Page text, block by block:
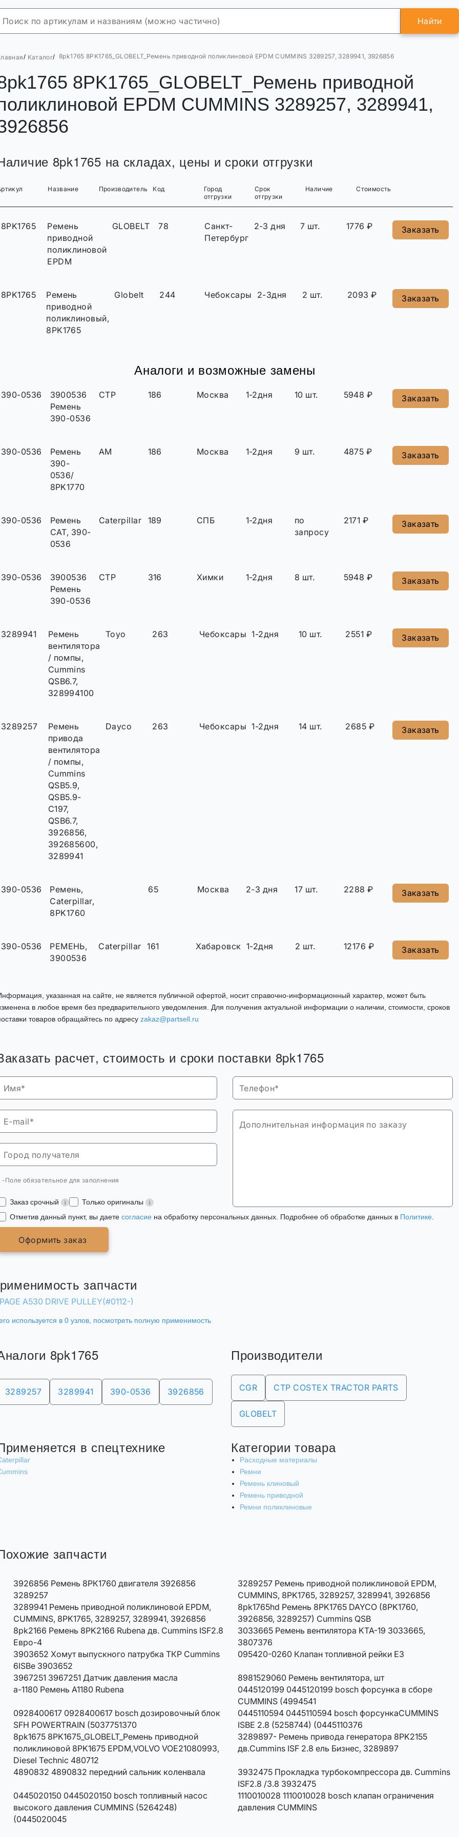
Найти
/ Каталог/ 8pk1765 8PK1765_GLOBELT_Ремень приводной поликлиновой EPDM CUMMINS 3289257, 3289941, 3926856
8PK1765_GLOBELT_Ремень приводной
EPDM CUMMINS 3289257, 3289941,
8pk1765 на складах, цены и сроки отгрузки
Название Производитель Код
Город
отгрузки
Срок
отгрузки
Наличие Стоимость
8PK1765
Ремень
приводной
поликлиновой
EPDM
GLOBELT 78
Санкт-
Петербург
2-3 дня 7 шт. 1776 ₽ Заказать
8PK1765
Ремень
приводной
поликлиновый,
8PK1765
Globelt 244 Чебоксары 2-3дня 2 шт. 2093 ₽ Заказать
Аналоги и возможные замены
390-0536
3900536
Ремень
390-0536
CTP 186 Москва 1-2дня 10 шт. 5948 ₽ Заказать
390-0536
Ремень
390-
0536/
8PK1770
AM 186 Москва 1-2дня 9 шт. 4875 ₽ Заказать
390-0536
Ремень
CAT, 390-
0536
Caterpillar 189 СПБ 1-2дня
по
запросу
2171 ₽ Заказать
390-0536
3900536
Ремень
390-0536
CTP 316 Химки 1-2дня 8 шт. 5948 ₽ Заказать
3289941
Ремень
вентилятора
/ помпы,
Cummins
QSB6.7,
328994100
Toyo 263 Чебоксары 1-2дня 10 шт. 2551 ₽ Заказать
3289257
Ремень
привода
вентилятора
/ помпы,
Cummins
QSB5.9,
QSB5.9-
C197,
QSB6.7,
3926856,
392685600,
3289941
Dayco 263 Чебоксары 1-2дня 14 шт. 2685 ₽ Заказать
390-0536
Ремень,
Caterpillar,
8PK1760
65 Москва 2-3 дня 17 шт. 2288 ₽ Заказать
390-0536
РЕМЕНЬ,
3900536
Caterpillar 161 Хабаровск 1-2дня 2 шт. 12176 ₽ Заказать
указанная на сайте, не является публичной офертой, носит справочно-информационный характер, может быть
в любое время без предварительного уведомления. Для получения актуальной информации о наличии, стоимости, сроков
товаров обращайтесь по адресу zakaz@partsell.ru
расчет, стоимость и сроки поставки 8pk1765
-Поле обязательное для заполнения
Заказ срочный
Только оригиналы
Отметив данный пункт, вы даете согласие на обработку персональных данных. Подробнее об обработке данных в Политике
Оформить заказ
запчасти
PAGE A530 DRIVE PULLEY(#0112-)
используется в 0 узлов, посмотреть полную применимость
8pk1765
3289257 3289941 390-0536 3926856
Производители
CGR CTP COSTEX TRACTOR PARTS
GLOBELT
в спецтехнике Категории товара
Расходные материалы
Ремни
Ремень клиновый
Ремень приводной
Ремни поликлиновые
запчасти
3926856 Ремень 8РК1760 двигателя 3926856
3289257
3289257 Ремень приводной поликлиновой EPDM,
CUMMINS, 8PK1765, 3289257, 3289941, 3926856
3289941 Ремень приводной поликлиновой EPDM,
CUMMINS, 8PK1765, 3289257, 3289941, 3926856
8pk1765hd Ремень 8PK1765 DAYCO (8PK1760,
3926856, 3289257) Cummins QSB
8pk2166 Ремень 8PK2166 Rubena дв. Cummins ISF2.8
Евро-4
3033665 Ремень вентилятора KTA-19 3033665,
3807376
3903652 Хомут выпускного патрубка ТКР Cummins
6ISBe 3903652
095420-0260 Клапан топливной рейки Е3
3967251 3967251 Датчик давления масла
8981529060 Ремень вентилятора, шт
a-1180 Ремень A1180 Rubena
0445120199 0445120199 bosch форсунка в сборе
CUMMINS (4994541
0928400617 0928400617 bosch дозировочный блок
SFH POWERTRAIN (5037751370
0445110594 0445110594 bosch форсункаCUMMINS
ISBE 2.8 (5258744) (0445110376
8pk1675 8PK1675_GLOBELT_Ремень приводной
поликлиновой 8PK1675 EPDM,VOLVO VOE21080993,
Diesel Technic 480712
3289897- Ремень привода генератора 8PK2155
дв.Cummins ISF 2.8 ель Бизнес, 3289897
4890832 4890832 передний сальник коленвала
3932475 Прокладка турбокомпрессора дв. Cummins
ISF2.8 /3.8 3932475
0445020150 0445020150 bosch топливный насос
высокого давления CUMMINS (5264248)
(0445020045
1110010028 1110010028 bosch клапан ограничения
давления CUMMINS